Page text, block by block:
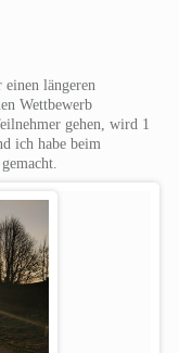
längeren
Wettbewerb
gehen, wird 1
ich habe beim